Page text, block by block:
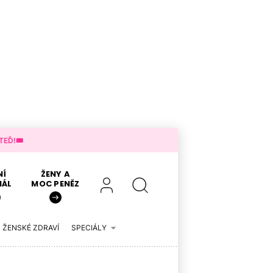
TEĎ!🎟️
ŽENY A
MOC PENĚZ
ŽENSKÉ ZDRAVÍ SPECIÁLY